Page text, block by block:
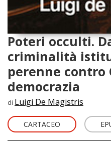
Poteri occulti.
criminalità
perenne contro
democrazia
di Luigi De Magistris
CARTACEO